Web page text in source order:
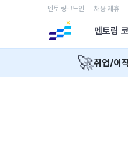
멘토 링크드인 채용 제휴
멘토링
🚀취업/이